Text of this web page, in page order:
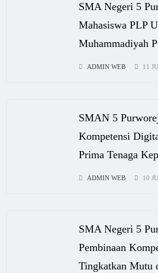
SMA Negeri 5
Mahasiswa PLP
Muhammadiyah
ADMIN WEB 11
SMAN 5
Kompetensi
Prima Tenaga
ADMIN WEB 10
SMA Negeri 5
Pembinaan
Tingkatkan Mutu